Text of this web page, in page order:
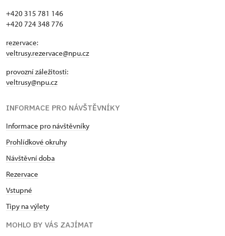
+420 315 781 146
+420 724 348 776
rezervace:
veltrusy.rezervace@npu.cz
provozní záležitosti:
veltrusy@npu.cz
INFORMACE PRO NÁVŠTĚVNÍKY
Informace pro návštěvníky
Prohlídkové okruhy
Návštěvní doba
Rezervace
Vstupné
Tipy na výlety
MOHLO BY VÁS ZAJÍMAT